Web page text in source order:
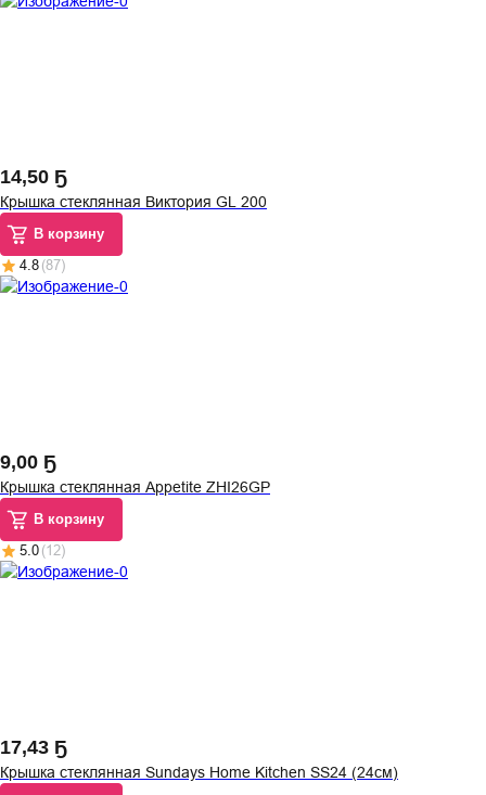
14,50 Ҕ
Крышка стеклянная Виктория GL 200
В корзину
4.8 (87)
9,00 Ҕ
Крышка стеклянная Appetite ZHI26GP
В корзину
5.0 (12)
17,43 Ҕ
Крышка стеклянная Sundays Home Kitchen SS24 (24см)